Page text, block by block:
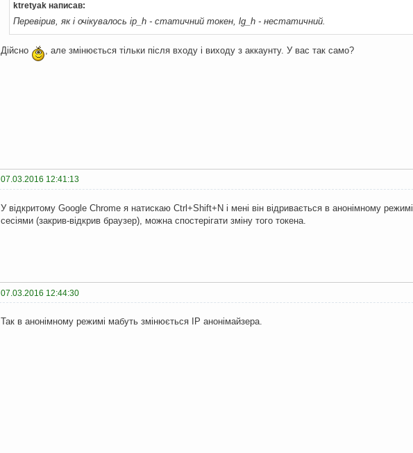
ktretyak написав:
Перевірив, як і очікувалось ip_h - статичний токен, lg_h - нестатичний.
Дійсно , але змінюється тільки після входу і виходу з аккаунту. У вас так само?
07.03.2016 12:41:13
У відкритому Google Chrome я натискаю Ctrl+Shift+N і мені він відривається в анонімному
сесіями (закрив-відкрив браузер), можна спостерігати зміну того токена.
07.03.2016 12:44:30
Так в анонімному режимі мабуть змінюється IP анонімайзера.